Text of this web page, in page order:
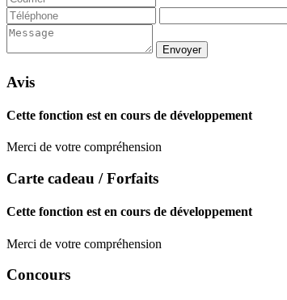
Avis
Cette fonction est en cours de développement
Merci de votre compréhension
Carte cadeau / Forfaits
Cette fonction est en cours de développement
Merci de votre compréhension
Concours